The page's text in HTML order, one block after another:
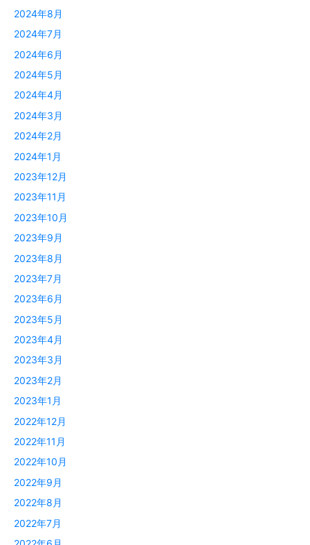
2024年8月
2024年7月
2024年6月
2024年5月
2024年4月
2024年3月
2024年2月
2024年1月
2023年12月
2023年11月
2023年10月
2023年9月
2023年8月
2023年7月
2023年6月
2023年5月
2023年4月
2023年3月
2023年2月
2023年1月
2022年12月
2022年11月
2022年10月
2022年9月
2022年8月
2022年7月